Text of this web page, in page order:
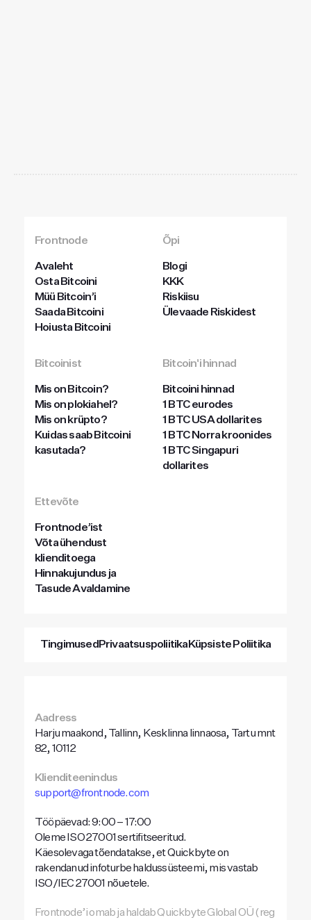
Frontnode
Avaleht
Osta Bitcoini
Müü Bitcoin’i
Saada Bitcoini
Hoiusta Bitcoini
Õpi
Blogi
KKK
Riskiisu
Ülevaade Riskidest
Bitcoinist
Mis on Bitcoin?
Mis on plokiahel?
Mis on krüpto?
Kuidas saab Bitcoini
kasutada?
Bitcoin'i hinnad
Bitcoini hinnad
1 BTC eurodes
1 BTC USA dollarites
1 BTC Norra kroonides
1 BTC Singapuri
dollarites
Ettevõte
Frontnode’ist
Võta ühendust
klienditoega
Hinnakujundus ja
Tasude Avaldamine
Tingimused PrivaatsuspoliitikaKüpsiste Poliitika
Aadress
Harju maakond, Tallinn, Kesklinna linnaosa, Tartu mnt
82, 10112
Klienditeenindus
support@frontnode.com
Tööpäevad: 9:00 – 17:00
Oleme ISO 27001 sertifitseeritud.
Käesolevaga tõendatakse, et Quickbyte on
rakendanud infoturbe haldussüsteemi, mis vastab
ISO/IEC 27001 nõuetele.
Frontnode’i omab ja haldab Quickbyte Global OÜ (reg